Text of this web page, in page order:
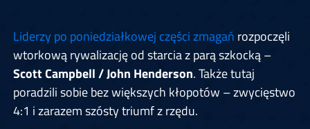
Liderzy po poniedziałkowej części zmagań rozpoczęli
wtorkową rywalizację od starcia z parą szkocką –
Scott Campbell / John Henderson. Także tutaj
poradzili sobie bez większych kłopotów – zwycięstwo
4:1 i zarazem szósty triumf z rzędu.